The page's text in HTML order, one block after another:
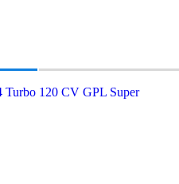
120 CV GPL Super